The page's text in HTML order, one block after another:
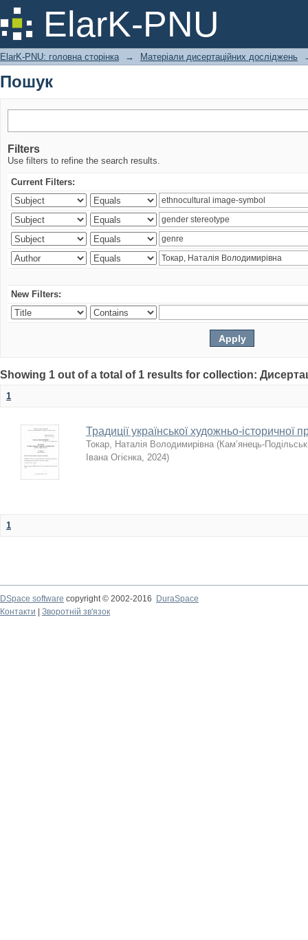
ElarK-PNU
Пошук
ElarK-PNU: головна сторінка → Матеріали дисертаційних досліджень
Пошук
Filters
Use filters to refine the search results.
Current Filters:
New Filters:
Showing 1 out of a total of 1 results for collection:
1
Традиції української художньо-історичної
Токар, Наталія Володимирівна (Кам’янець-
Івана Огієнка, 2024)
1
DSpace software copyright © 2002-2016
DuraSpace
Контакти
Зворотній зв'язок